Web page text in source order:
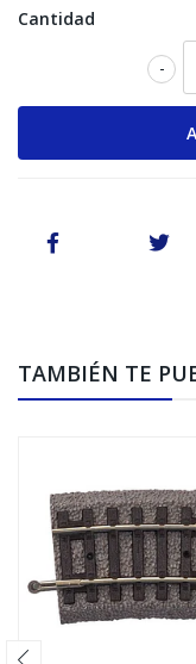
Cantidad
-
TAMBIÉN TE